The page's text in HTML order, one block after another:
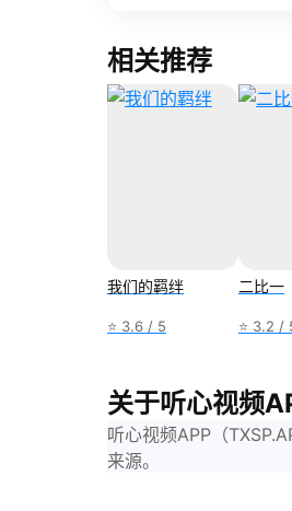
相关推荐
我们的羁绊
⭐ 3.6 / 5
二比一
⭐ 3.2 /
关于听心视频
听心视频APP（
来源。